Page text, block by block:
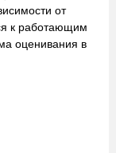
от
к работающим
оценивания в